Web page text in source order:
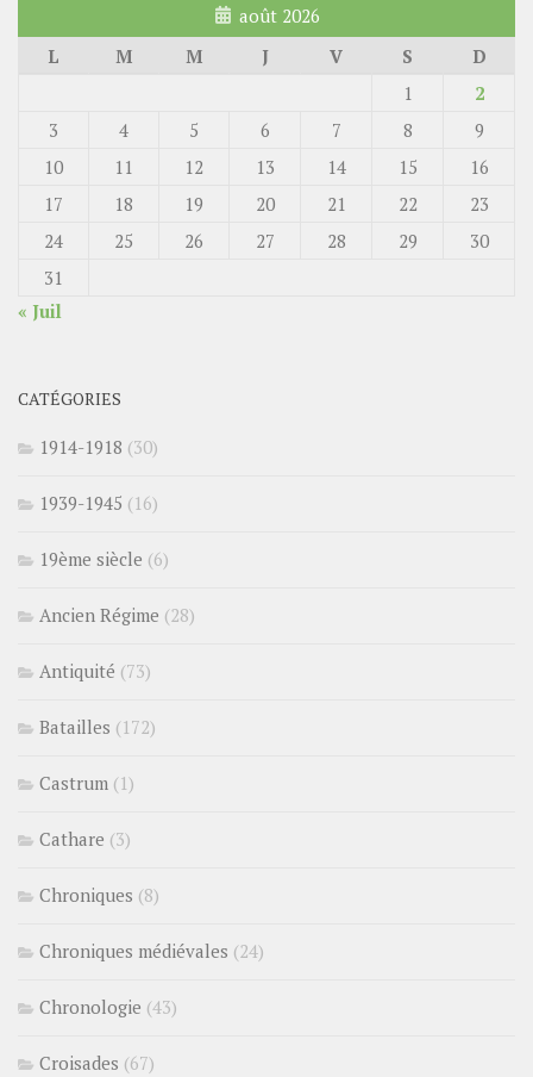
août 2026
L
M M J V S
D
1
2
3
4 5 6 7 8
9
10
11 12 13 14 15
16
17
18 19 20 21 22
23
24
25 26 27 28 29
30
31
« Juil
CATÉGORIES
1914-1918 (30)
1939-1945 (16)
19ème siècle (6)
Ancien Régime (28)
Antiquité (73)
Batailles (172)
Castrum (1)
Cathare (3)
Chroniques (8)
Chroniques médiévales (24)
Chronologie (43)
Croisades (67)